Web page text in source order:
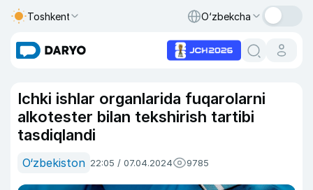
Toshkent O‘zbekcha
Ichki ishlar organlarida fuqarolarni
alkotester bilan tekshirish tartibi
tasdiqlandi
O‘zbekiston 22:05 / 07.04.2024 9785